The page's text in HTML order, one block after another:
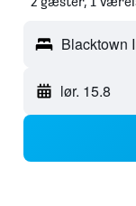
lør. 15.8